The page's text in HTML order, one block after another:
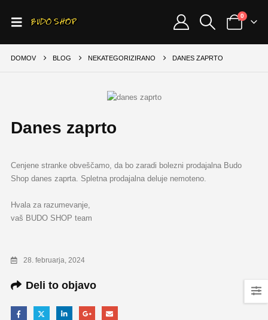
0
DOMOV BLOG NEKATEGORIZIRANO DANES ZAPRTO
Danes zaprto
Cenjene stranke obveščamo, da bo zaradi bolezni prodajalna Budo
Shop danes zaprta. Spletna prodajalna deluje nemoteno.
Hvala za razumevanje,
vaš BUDO SHOP team
28. februarja, 2024
Deli to objavo